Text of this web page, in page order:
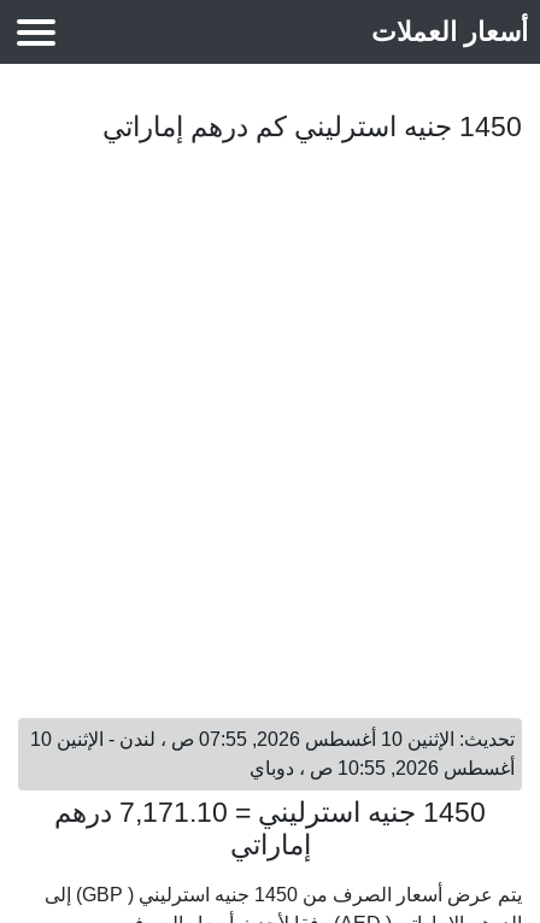
أسعار العملات
1450 جنيه استرليني كم درهم إماراتي
تحديث: الإثنين 10 أغسطس 2026, 07:55 ص ، لندن - الإثنين 10
أغسطس 2026, 10:55 ص ، دوباي
1450 جنيه استرليني = 7,171.10 درهم
إماراتي
يتم عرض أسعار الصرف من 1450 جنيه استرليني ( GBP) إلى